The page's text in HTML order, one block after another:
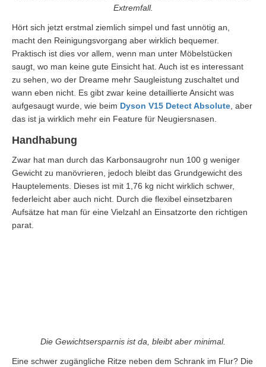
Extremfall.
Hört sich jetzt erstmal ziemlich simpel und fast unnötig an,
macht den Reinigungsvorgang aber wirklich bequemer.
Praktisch ist dies vor allem, wenn man unter Möbelstücken
saugt, wo man keine gute Einsicht hat. Auch ist es interessant
zu sehen, wo der Dreame mehr Saugleistung zuschaltet und
wann eben nicht. Es gibt zwar keine detaillierte Ansicht was
aufgesaugt wurde, wie beim Dyson V15 Detect Absolute , aber
das ist ja wirklich mehr ein Feature für Neugiersnasen.
Handhabung
Zwar hat man durch das Karbonsaugrohr nun 100 g weniger
Gewicht zu manövrieren, jedoch bleibt das Grundgewicht des
Hauptelements. Dieses ist mit 1,76 kg nicht wirklich schwer,
federleicht aber auch nicht. Durch die flexibel einsetzbaren
Aufsätze hat man für eine Vielzahl an Einsatzorte den richtigen
parat.
Die Gewichtsersparnis ist da, bleibt aber minimal.
Eine schwer zugängliche Ritze neben dem Schrank im Flur? Die